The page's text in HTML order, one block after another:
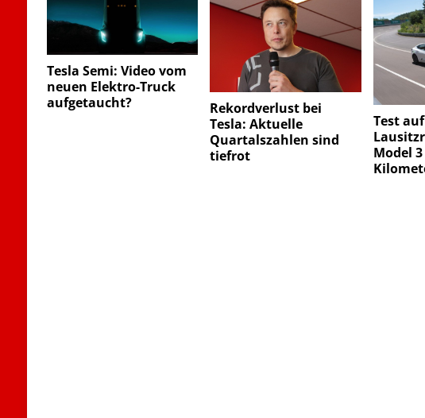
Tesla Semi: Video vom
neuen Elektro-Truck
aufgetaucht?
Rekordverlust bei
Tesla: Aktuelle
Quartalszahlen sind
tiefrot
Test
Model